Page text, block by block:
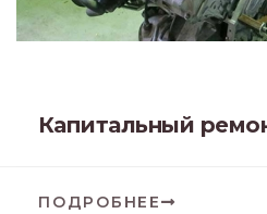
Капитальный
ПОДРОБНЕЕ